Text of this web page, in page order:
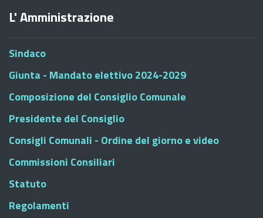
L' Amministrazione
Sindaco
Giunta - Mandato elettivo 2024-2029
Composizione del Consiglio Comunale
Presidente del Consiglio
Consigli Comunali - Ordine del giorno e video
Commissioni Consiliari
Statuto
Regolamenti